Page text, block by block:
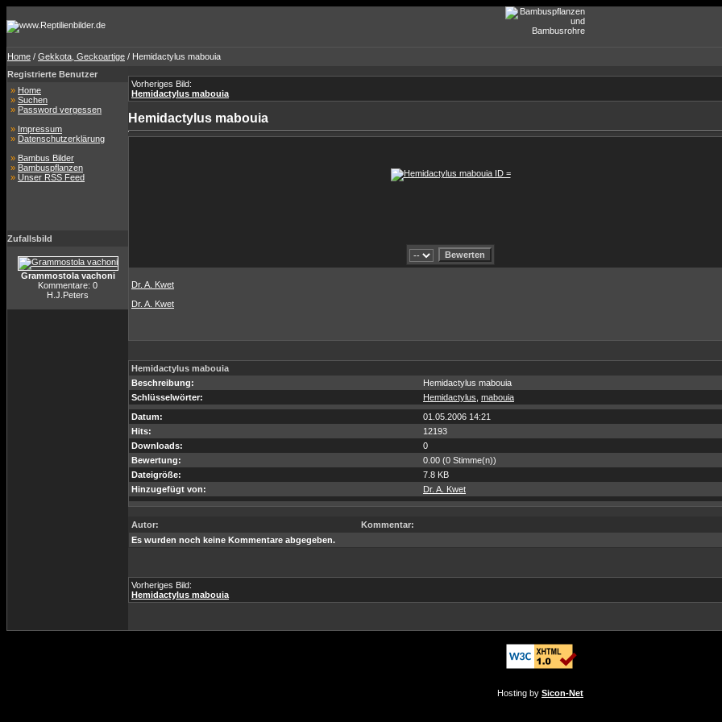
Home / Gekkota, Geckoartige / Hemidactylus mabouia
Registrierte Benutzer
» Home
» Suchen
» Password vergessen
» Impressum
» Datenschutzerklärung
» Bambus Bilder
» Bambuspflanzen
» Unser RSS Feed
Zufallsbild
Grammostola vachoni
Kommentare: 0
H.J.Peters
Vorheriges Bild:
Hemidactylus mabouia
Hemidactylus mabouia
Dr. A. Kwet
Dr. A. Kwet
Hemidactylus mabouia
Beschreibung:
Hemidactylus mabouia
Schlüsselwörter:
Hemidactylus mabouia
Datum:
01.05.2006 14:21
Hits:
12193
Downloads:
0
Bewertung:
0.00 (0 Stimme(n))
Dateigröße:
7.8 KB
Hinzugefügt von:
Dr. A. Kwet
Autor:
Kommentar:
Es wurden noch keine Kommentare abgegeben.
Vorheriges Bild:
Hemidactylus mabouia
Hosting by Sicon-Net